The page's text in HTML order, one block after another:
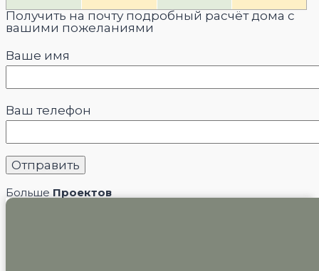
Получить на почту подробный расчёт дома с
вашими пожеланиями
Ваше имя
Ваш телефон
Больше Проектов